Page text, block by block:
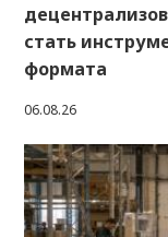
стать
формата
06.08.26